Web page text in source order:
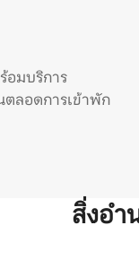
อมบริการ
ลอดการเข้าพัก
สิ่งอำ